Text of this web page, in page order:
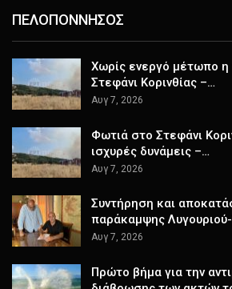
ΠΕΛΟΠΟΝΝΗΣΟΣ
Χωρίς ενεργό μέτωπο η
Στεφάνι Κορινθίας –…
Αυγ 7, 2026
Φωτιά στο Στεφάνι
ισχυρές δυνάμεις –…
Αυγ 7, 2026
Συντήρηση και
παράκαμψης
Αυγ 7, 2026
Πρώτο βήμα για την